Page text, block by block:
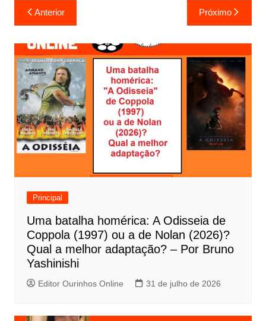
a
v
e
g
a
ç
ã
o
d
Anterior Próximo
Principal
Uma batalha homérica: A Odisseia de
Coppola (1997) ou a de Nolan (2026)?
Qual a melhor adaptação? – Por Bruno
Yashinishi
Editor Ourinhos Online 31 de julho de 2026